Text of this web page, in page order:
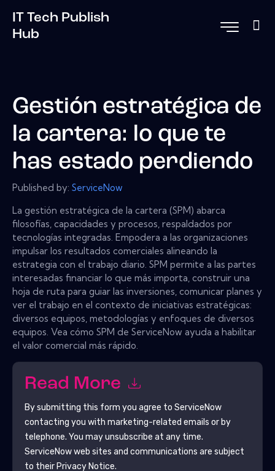
IT Tech Publish
Hub
Gestión estratégica de
la cartera: lo que te
has estado perdiendo
Published by: ServiceNow
La gestión estratégica de la cartera (SPM) abarca
filosofías, capacidades y procesos, respaldados por
tecnologías integradas. Empodera a las organizaciones
impulsar los resultados comerciales alineando la
estrategia con el trabajo diario. SPM permite a las partes
interesadas financiar lo que más importa, construir una
hoja de ruta para guiar las inversiones, comunicar planes y
ver el trabajo en el contexto de iniciativas estratégicas:
diversos equipos, metodologías y enfoques de diversos
equipos. Vea cómo SPM de ServiceNow ayuda a habilitar
el valor comercial más rápido.
Read More
By submitting this form you agree to ServiceNow
contacting you with marketing-related emails or by
telephone. You may unsubscribe at any time.
ServiceNowweb sites and communications are subject
to their Privacy Notice.